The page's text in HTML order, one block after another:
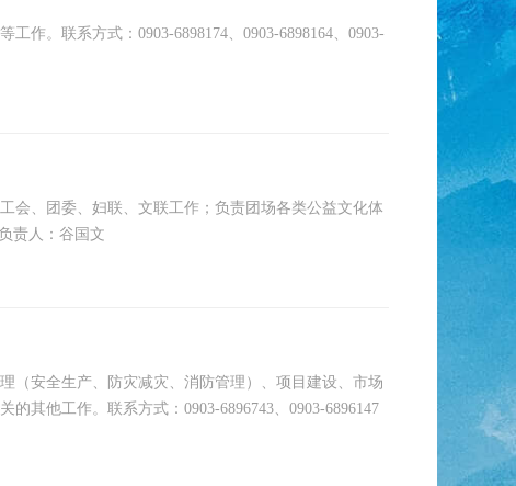
作。联系方式：0903-6898174、0903-6898164、0903-
会、团委、妇联、文联工作；负责团场各类公益文化体
责人：谷国文
（安全生产、防灾减灾、消防管理）、项目建设、市场
其他工作。联系方式：0903-6896743、0903-6896147